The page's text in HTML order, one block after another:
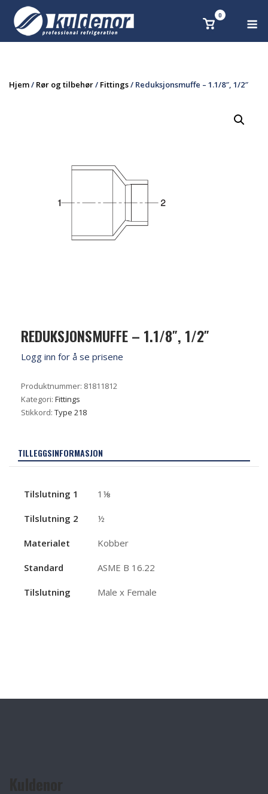
content
Se 0
Hjem/ Rør og tilbehør/ Fittings/ Reduksjonsmuffe – 1.1/8″, 1/2″
REDUKSJONSMUFFE – 1.1/8″, 1/2″
Logg inn for å se prisene
Produktnummer: 81811812
Kategori: Fittings
Stikkord: Type 218
TILLEGGSINFORMASJON
Tilslutning 1 1⅛
Tilslutning 2 ½
Materialet Kobber
Standard ASME B 16.22
Tilslutning Male x Female